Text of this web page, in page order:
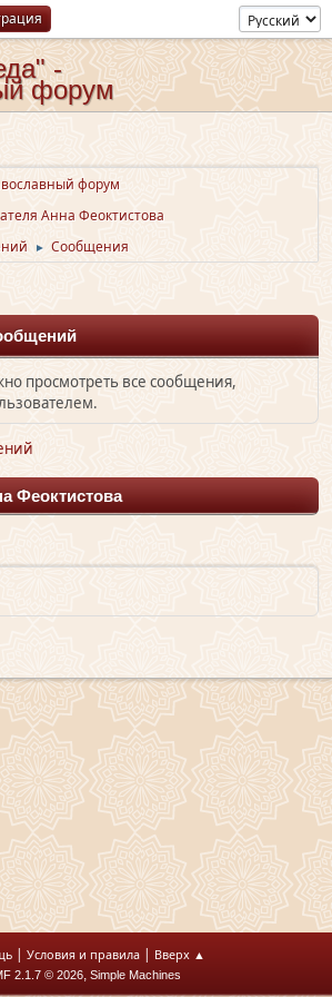
-
форум
форум
Анна Феоктистова
► Сообщения
просмотреть все сообщения,
Феоктистова
| Условия и правила | Вверх ▲
2.1.7 © 2026, Simple Machines